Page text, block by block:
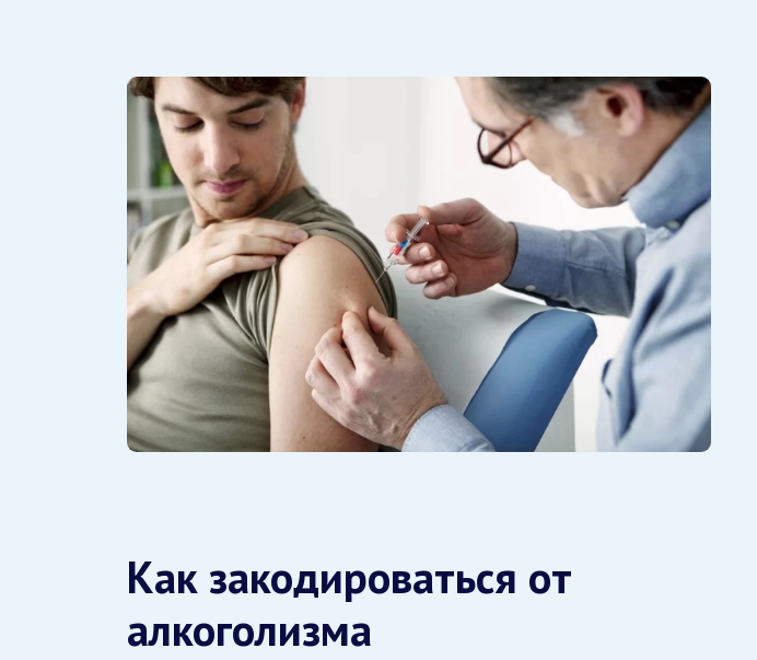
Как закодироваться от
алкоголизма